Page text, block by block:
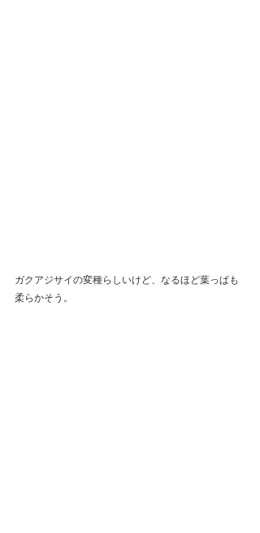
ガクアジサイの変種らしいけど、なるほど葉っぱも
柔らかそう。